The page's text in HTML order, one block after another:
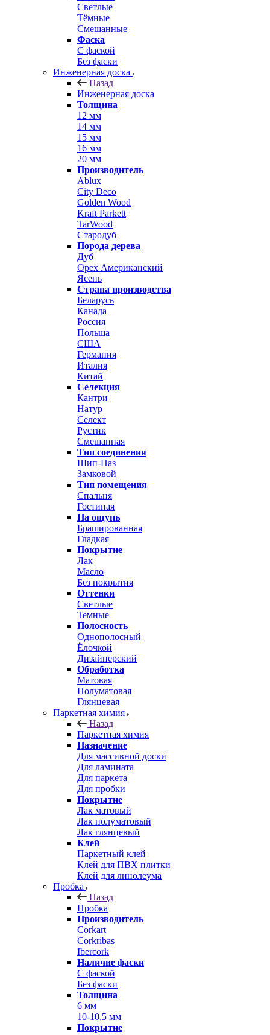
Светлые
Тёмные
Смешанные
Фаска
С фаской
Без фаски
Инженерная доска
Назад
Инженерная доска
Толщина
12 мм
14 мм
15 мм
16 мм
20 мм
Производитель
Ablux
City Deco
Golden Wood
Kraft Parkett
TarWood
Стародуб
Порода дерева
Дуб
Орех Американский
Ясень
Страна производства
Беларусь
Канада
Россия
Польша
США
Германия
Италия
Китай
Селекция
Кантри
Натур
Селект
Рустик
Смешанная
Тип соединения
Шип-Паз
Замковой
Тип помещения
Спальня
Гостиная
На ощупь
Брашированная
Гладкая
Покрытие
Лак
Масло
Без покрытия
Оттенки
Светлые
Темные
Полосность
Однополосный
Ёлочкой
Дизайнерский
Обработка
Матовая
Полуматовая
Глянцевая
Паркетная химия
Назад
Паркетная химия
Назначение
Для массивной доски
Для ламината
Для паркета
Для пробки
Покрытие
Лак матовый
Лак полуматовый
Лак глянцевый
Клей
Паркетный клей
Клей для ПВХ плитки
Клей для линолеума
Пробка
Назад
Пробка
Производитель
Corkart
Corkribas
Ibercork
Наличие фаски
С фаской
Без фаски
Толщина
6 мм
10-10,5 мм
Покрытие